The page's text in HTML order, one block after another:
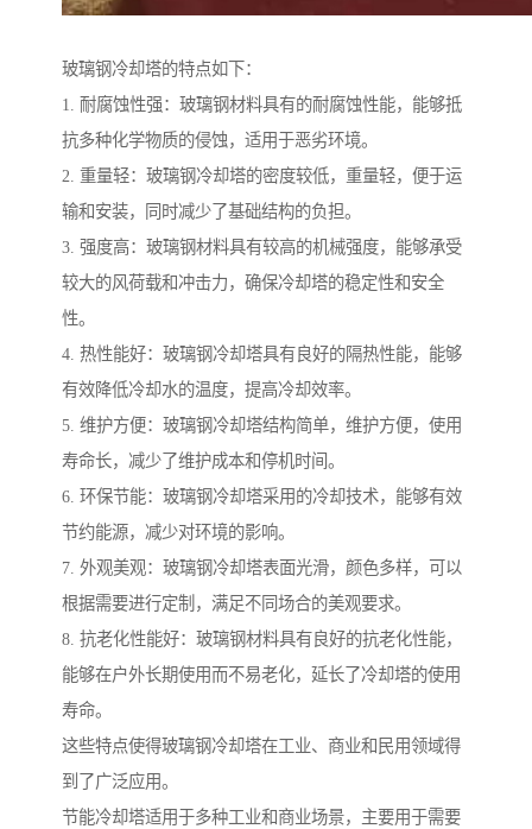
玻璃钢冷却塔的特点如下：
1. 耐腐蚀性强：玻璃钢材料具有的耐腐蚀性能，能够抵
抗多种化学物质的侵蚀，适用于恶劣环境。
2. 重量轻：玻璃钢冷却塔的密度较低，重量轻，便于运
输和安装，同时减少了基础结构的负担。
3. 强度高：玻璃钢材料具有较高的机械强度，能够承受
较大的风荷载和冲击力，确保冷却塔的稳定性和安全
性。
4. 热性能好：玻璃钢冷却塔具有良好的隔热性能，能够
有效降低冷却水的温度，提高冷却效率。
5. 维护方便：玻璃钢冷却塔结构简单，维护方便，使用
寿命长，减少了维护成本和停机时间。
6. 环保节能：玻璃钢冷却塔采用的冷却技术，能够有效
节约能源，减少对环境的影响。
7. 外观美观：玻璃钢冷却塔表面光滑，颜色多样，可以
根据需要进行定制，满足不同场合的美观要求。
8. 抗老化性能好：玻璃钢材料具有良好的抗老化性能，
能够在户外长期使用而不易老化，延长了冷却塔的使用
寿命。
这些特点使得玻璃钢冷却塔在工业、商业和民用领域得
到了广泛应用。
节能冷却塔适用于多种工业和商业场景，主要用于需要